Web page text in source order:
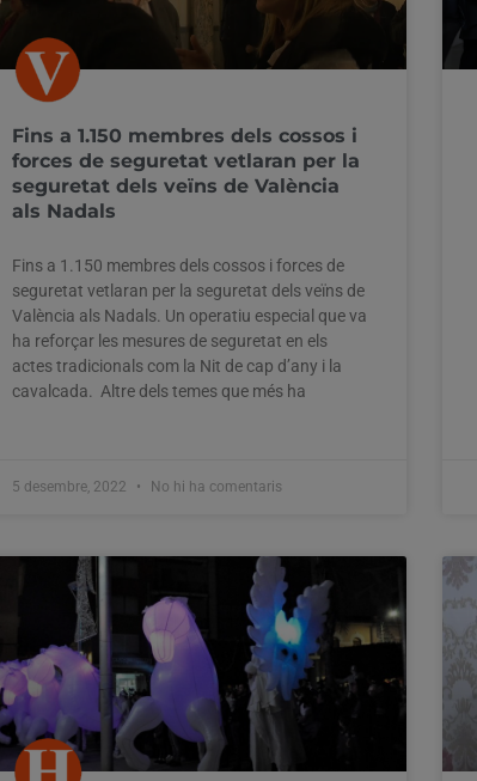
Fins a 1.150 membres dels cossos i
forces de seguretat vetlaran per la
seguretat dels veïns de València
als Nadals
Fins a 1.150 membres dels cossos i forces de
seguretat vetlaran per la seguretat dels veïns de
València als Nadals. Un operatiu especial que va
ha reforçar les mesures de seguretat en els
actes tradicionals com la Nit de cap d’any i la
cavalcada. Altre dels temes que més ha
5 desembre, 2022 No hi ha comentaris